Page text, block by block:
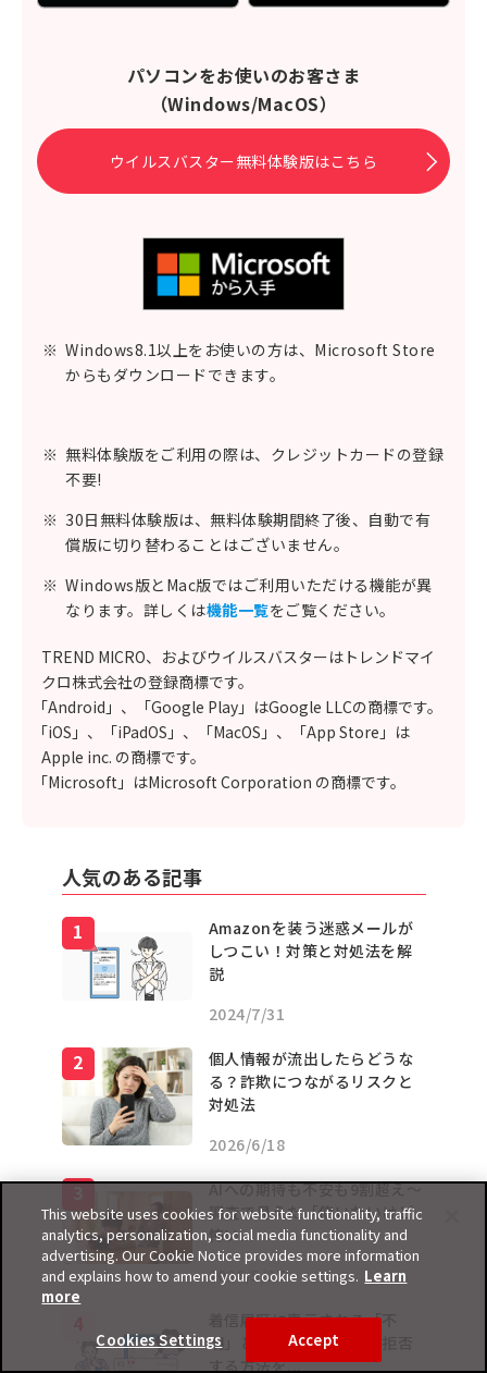
パソコンをお使いのお客さま
（Windows/MacOS）
ウイルスバスター無料体験版はこちら
※ Windows8.1以上をお使いの方は、Microsoft Store
からもダウンロードできます。
※ 無料体験版をご利用の際は、クレジットカードの登録
不要!
※ 30日無料体験版は、無料体験期間終了後、自動で有
償版に切り替わることはございません。
※ Windows版とMac版ではご利用いただける機能が異
なります。詳しくは機能一覧をご覧ください。
TREND MICRO、およびウイルスバスターはトレンドマイ
クロ株式会社の登録商標です。
「Android」、「Google Play」はGoogle LLCの商標です。
「iOS」、「iPadOS」、「MacOS」、「App Store」は
Apple inc. の商標です。
「Microsoft」はMicrosoft Corporation の商標です。
人気のある記事
Amazonを装う迷惑メールが
しつこい！対策と対処法を解
説
2024/7/31
個人情報が流出したらどうな
る？詐欺につながるリスクと
対処法
2026/6/18
AIへの期待も不安も9割超え〜
調査で見えた「使いたいけど
怖い...
2026/5/27
着信履歴に表示される「不
明」とは？対処法や着信拒否
する方法を...
This website uses cookies for website functionality, traffic
analytics, personalization, social media functionality and
advertising. Our Cookie Notice provides more information
and explains how to amend your cookie settings. Learn
more
Cookies Settings Accept